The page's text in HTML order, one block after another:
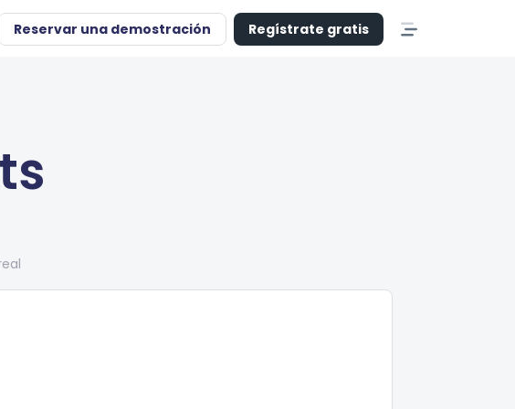
Reservar una demostración Regístrate gratis